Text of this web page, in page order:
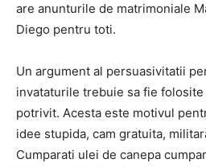
are anunturile de matrimoniale
Diego pentru toti.
Un argument al persuasivitatii
invataturile trebuie sa fie
potrivit. Acesta este motivul
idee stupida, cam gratuita,
Cumparati ulei de canepa